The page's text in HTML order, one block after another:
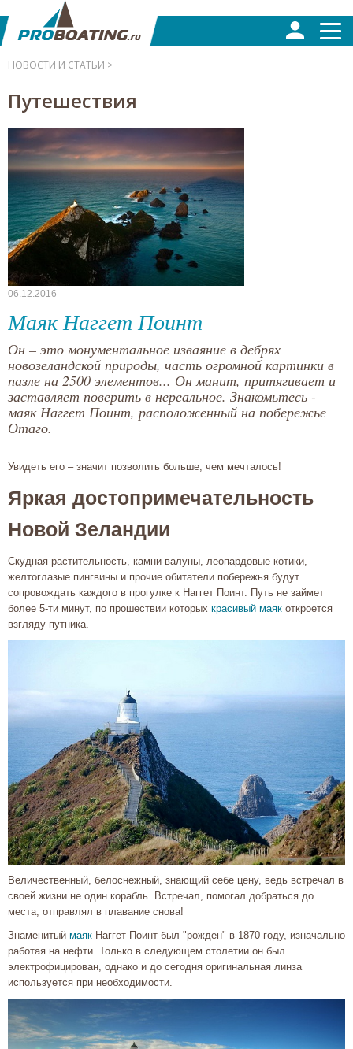
НОВОСТИ И СТАТЬИ >
Путешествия
06.12.2016
Маяк Наггет Поинт
Он – это монументальное изваяние в дебрях
новозеландской природы, часть огромной картинки в
пазле на 2500 элементов... Он манит, притягивает и
заставляет поверить в нереальное. Знакомьтесь -
маяк Наггет Поинт, расположенный на побережье
Отаго.
Увидеть его – значит позволить больше, чем мечталось!
Яркая достопримечательность
Новой Зеландии
Скудная растительность, камни-валуны, леопардовые котики,
желтоглазые пингвины и прочие обитатели побережья будут
сопровождать каждого в прогулке к Наггет Поинт. Путь не займет
более 5-ти минут, по прошествии которых красивый маяк откроется
взгляду путника.
Величественный, белоснежный, знающий себе цену, ведь встречал в
своей жизни не один корабль. Встречал, помогал добраться до
места, отправлял в плавание снова!
Знаменитый маяк Наггет Поинт был "рожден" в 1870 году, изначально
работая на нефти. Только в следующем столетии он был
электрофицирован, однако и до сегодня оригинальная линза
используется при необходимости.